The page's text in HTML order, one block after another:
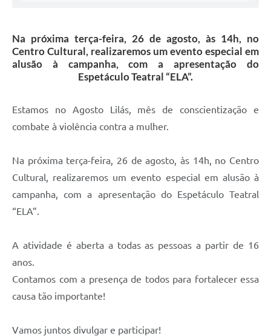
Na próxima terça-feira, 26 de agosto, às 14h, no
Centro Cultural, realizaremos um evento especial em
alusão à campanha, com a apresentação do
Espetáculo Teatral “ELA”.
Estamos no Agosto Lilás, mês de conscientização e
combate à violência contra a mulher.
Na próxima terça-feira, 26 de agosto, às 14h, no Centro
Cultural, realizaremos um evento especial em alusão à
campanha, com a apresentação do Espetáculo Teatral
“ELA”.
A atividade é aberta a todas as pessoas a partir de 16
anos.
Contamos com a presença de todos para fortalecer essa
causa tão importante!
Vamos juntos divulgar e participar!